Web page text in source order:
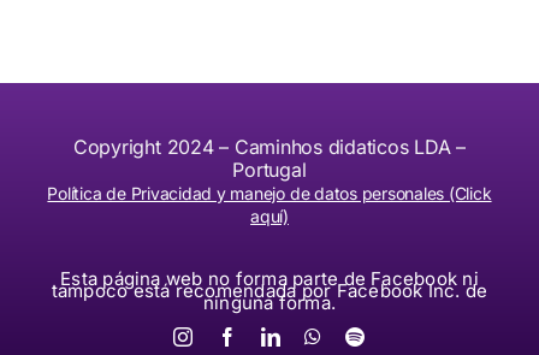
Copyright 2024 – Caminhos didaticos LDA –
Portugal
Política de Privacidad y manejo de datos personales (Click
aquí)
Esta página web no forma parte de Facebook ni
tampoco está recomendada por Facebook Inc. de
ninguna forma.